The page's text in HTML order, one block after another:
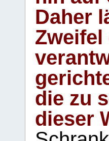
Daher
Zweifel
die zu
dieser